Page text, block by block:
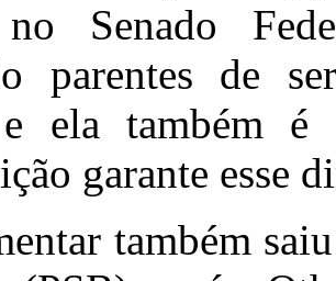
no Senado
parentes de
e ela também
garante esse
também